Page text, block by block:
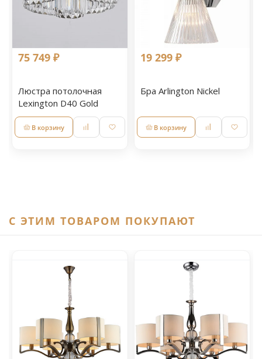
75 749 ₽
Люстра потолочная
Lexington D40 Gold
В корзину
19 299 ₽
Бра Arlington Nickel
В корзину
C ЭТИМ ТОВАРОМ ПОКУПАЮТ